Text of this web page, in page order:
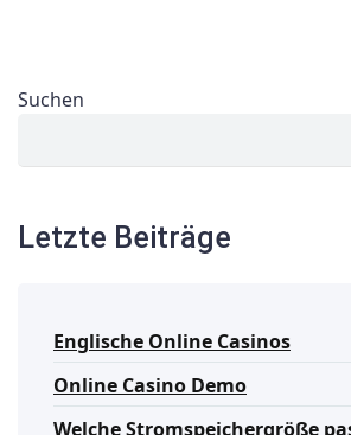
Suchen
Letzte Beiträge
Englische Online Casinos
Online Casino Demo
Welche Stromspeichergröße